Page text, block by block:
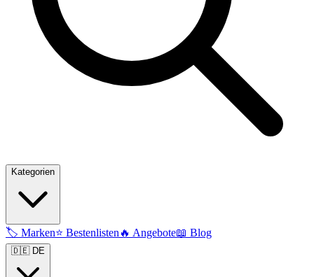
Kategorien
🏷️ Marken⭐ Bestenlisten 🔥 Angebote📖 Blog
🇩🇪 DE